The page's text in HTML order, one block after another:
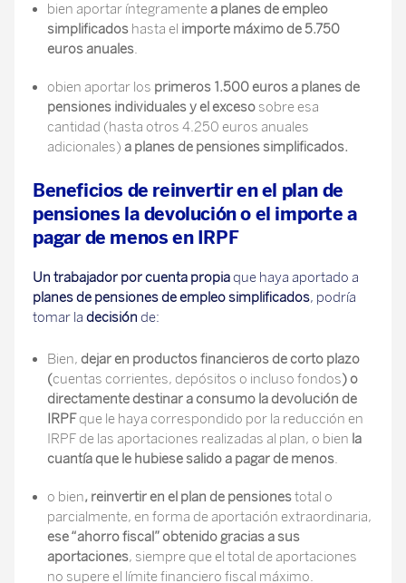
bien aportar íntegramentea planes de empleo
simplificados hasta el importe máximo de 5.750
euros anuales.
obien aportar los primeros 1.500 euros a planes de
pensiones individuales y el exceso sobre esa
cantidad (hasta otros 4.250 euros anuales
adicionales) a planes de pensiones simplificados.
Beneficios de reinvertir en el plan de
pensiones la devolución o el importe a
pagar de menos en IRPF
Un trabajador por cuenta propiaque haya aportado a
planes de pensiones de empleo simplificados, podría
tomar la decisión de:
Bien, dejar en productos financieros de corto plazo
(cuentas corrientes, depósitos o incluso fondos) o
directamente destinar a consumo la devolución de
IRPFque le haya correspondido por la reducción en
IRPF de las aportaciones realizadas al plan, o bien la
cuantía que le hubiese salido a pagar de menos.
o bien, reinvertir en el plan de pensionestotal o
parcialmente, en forma de aportación extraordinaria,
ese “ahorro fiscal” obtenido gracias a sus
aportaciones, siempre que el total de aportaciones
no supere el límite financiero fiscal máximo.